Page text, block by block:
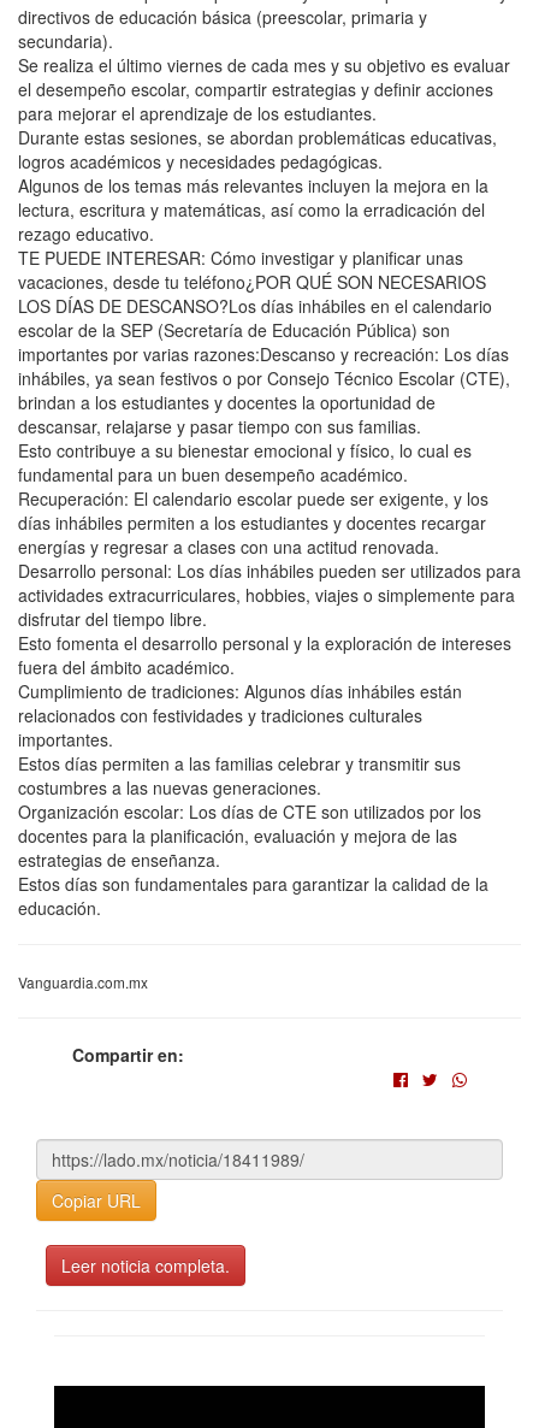
directivos de educación básica (preescolar, primaria y
secundaria).
Se realiza el último viernes de cada mes y su objetivo es evaluar
el desempeño escolar, compartir estrategias y definir acciones
para mejorar el aprendizaje de los estudiantes.
Durante estas sesiones, se abordan problemáticas educativas,
logros académicos y necesidades pedagógicas.
Algunos de los temas más relevantes incluyen la mejora en la
lectura, escritura y matemáticas, así como la erradicación del
rezago educativo.
TE PUEDE INTERESAR: Cómo investigar y planificar unas
vacaciones, desde tu teléfono¿POR QUÉ SON NECESARIOS
LOS DÍAS DE DESCANSO?Los días inhábiles en el calendario
escolar de la SEP (Secretaría de Educación Pública) son
importantes por varias razones:Descanso y recreación: Los días
inhábiles, ya sean festivos o por Consejo Técnico Escolar (CTE),
brindan a los estudiantes y docentes la oportunidad de
descansar, relajarse y pasar tiempo con sus familias.
Esto contribuye a su bienestar emocional y físico, lo cual es
fundamental para un buen desempeño académico.
Recuperación: El calendario escolar puede ser exigente, y los
días inhábiles permiten a los estudiantes y docentes recargar
energías y regresar a clases con una actitud renovada.
Desarrollo personal: Los días inhábiles pueden ser utilizados para
actividades extracurriculares, hobbies, viajes o simplemente para
disfrutar del tiempo libre.
Esto fomenta el desarrollo personal y la exploración de intereses
fuera del ámbito académico.
Cumplimiento de tradiciones: Algunos días inhábiles están
relacionados con festividades y tradiciones culturales
importantes.
Estos días permiten a las familias celebrar y transmitir sus
costumbres a las nuevas generaciones.
Organización escolar: Los días de CTE son utilizados por los
docentes para la planificación, evaluación y mejora de las
estrategias de enseñanza.
Estos días son fundamentales para garantizar la calidad de la
educación.
Vanguardia.com.mx
Compartir en:
Copiar URL
Leer noticia completa.